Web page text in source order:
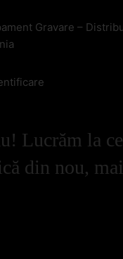
Gravare –
Lucrăm la
din nou,